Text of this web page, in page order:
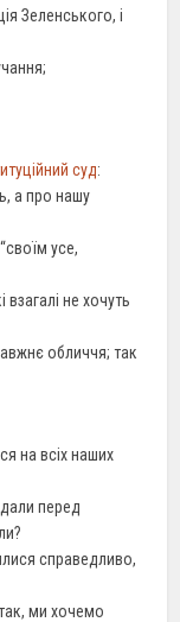
Зеленського, і
суд:
а про нашу
усе,
взагалі не хочуть
обличчя; так
на всіх наших
перед
справедливо,
ми хочемо